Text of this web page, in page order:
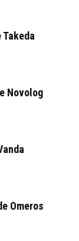
Takeda
Novolog
Omeros